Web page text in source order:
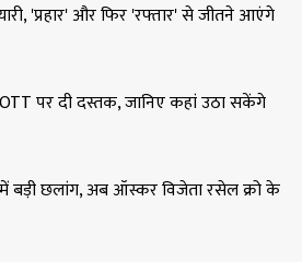
'प्रहार' और फिर 'रफ्तार' से जीतने आएंगे
पर दी दस्तक, जानिए कहां उठा सकेंगे
में बड़ी छलांग, अब ऑस्कर विजेता रसेल क्रो के